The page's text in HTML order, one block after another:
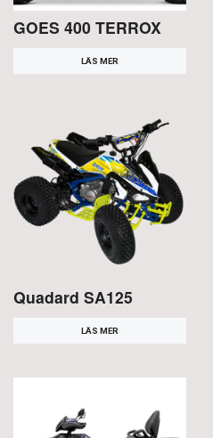
GOES 400 TERROX
LÄS MER
Quadard SA125
LÄS MER